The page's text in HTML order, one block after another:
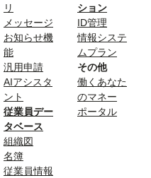
リ
メッセージ
お知らせ機
能
汎用申請
AIアシスタ
ント
従業員デー
タベース
組織図
名簿
従業員情報
ション
ID管理
情報システ
ムプラン
その他
働くあなた
のマネー
ポータル